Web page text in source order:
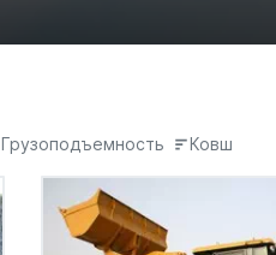
Грузоподъемность Ковш